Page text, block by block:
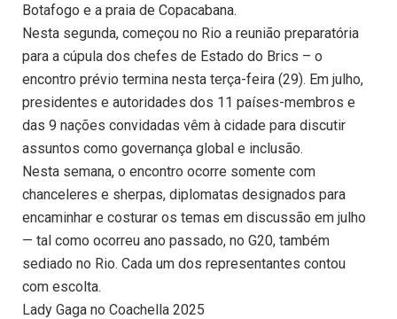
Botafogo e a praia de Copacabana.
Nesta segunda, começou no Rio a reunião preparatória
para a cúpula dos chefes de Estado do Brics – o
encontro prévio termina nesta terça-feira (29). Em julho,
presidentes e autoridades dos 11 países-membros e
das 9 nações convidadas vêm à cidade para discutir
assuntos como governança global e inclusão.
Nesta semana, o encontro ocorre somente com
chanceleres e sherpas, diplomatas designados para
encaminhar e costurar os temas em discussão em julho
— tal como ocorreu ano passado, no G20, também
sediado no Rio. Cada um dos representantes contou
com escolta.
Lady Gaga no Coachella 2025